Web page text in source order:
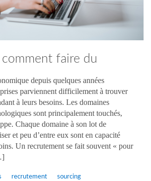
faire du
depuis quelques années
parviennent difficilement à trouver
à leurs besoins. Les domaines
sont principalement touchés,
Chaque domaine à son lot de
et peu d’entre eux sont en capacité
Un recrutement se fait souvent « pour
recrutement sourcing